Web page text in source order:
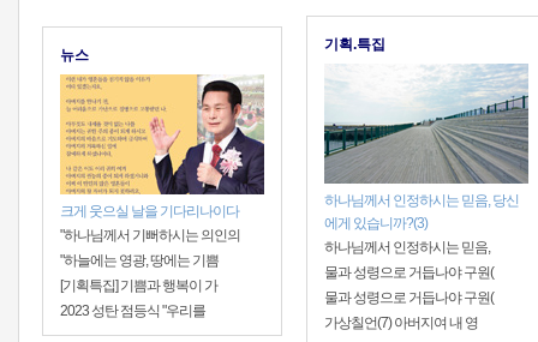
뉴스
크게 웃으실 날을 기다리나이다
"하나님께서 기뻐하시는 의인의
"하늘에는 영광, 땅에는 기쁨
[기획특집] 기쁨과 행복이 가
2023 성탄 점등식 "우리를
기획.특집
하나님께서 인정하시는 믿음, 당신
에게 있습니까?(3)
하나님께서 인정하시는 믿음,
물과 성령으로 거듭나야 구원(
물과 성령으로 거듭나야 구원(
가상칠언(7) 아버지여 내 영